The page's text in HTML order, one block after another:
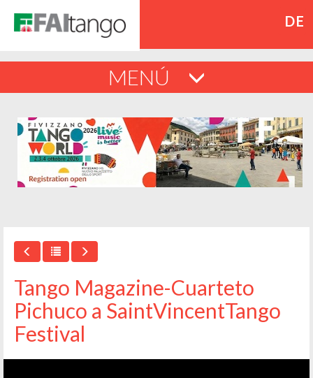
DE
MENÚ
Tango Magazine-Cuarteto
Pichuco a SaintVincentTango
Festival